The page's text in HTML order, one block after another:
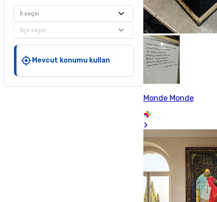
İl seçin
İlçe seçin
Mevcut konumu kullan
Monde Monde